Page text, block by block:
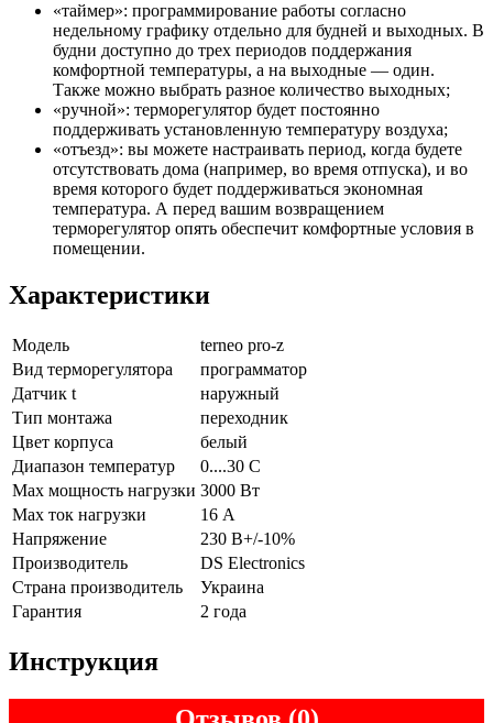
«таймер»: программирование работы согласно
недельному графику отдельно для будней и выходных. В
будни доступно до трех периодов поддержания
комфортной температуры, а на выходные — один.
Также можно выбрать разное количество выходных;
«ручной»: терморегулятор будет постоянно
поддерживать установленную температуру воздуха;
«отъезд»: вы можете настраивать период, когда будете
отсутствовать дома (например, во время отпуска), и во
время которого будет поддерживаться экономная
температура. А перед вашим возвращением
терморегулятор опять обеспечит комфортные условия в
помещении.
Характеристики
Модель
terneo pro-z
Вид терморегулятора
программатор
Датчик t
наружный
Тип монтажа
переходник
Цвет корпуса
белый
Диапазон температур
0....30 С
Max мощность нагрузки 3000 Вт
Max ток нагрузки
16 А
Напряжение
230 В+/-10%
Производитель
DS Electronics
Страна производитель
Украина
Гарантия
2 года
Инструкция